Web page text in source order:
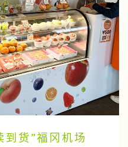
到货”福冈机场